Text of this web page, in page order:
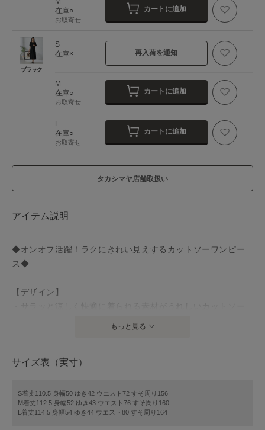
在庫○
お取寄せ
カートに追加
ブラック
S
在庫×
再入荷を通知
M
在庫○
お取寄せ
カートに追加
L
在庫○
お取寄せ
カートに追加
タカシマヤ店舗取扱い
アイテム説明
◆オンオフ活躍！ラクにきれい見えするカットソーワンピー
ス◆
【デザイン】
・腕周りは切り替えがないので着心地抜群
・着丈がしっかりあり、シンプルデザインなのでデイリーも
通勤も重宝間違いなし
もっと見る
サイズ表（実寸）
S着丈110.5 身幅50 ゆき42 ウエスト72 すそ周り156
M着丈112.5 身幅52 ゆき43 ウエスト76 すそ周り160
L着丈114.5 身幅54 ゆき44 ウエスト80 すそ周り164